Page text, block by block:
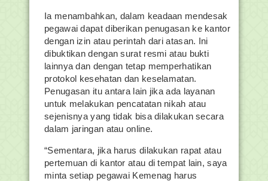
Ia menambahkan, dalam keadaan mendesak
pegawai dapat diberikan penugasan ke kantor
dengan izin atau perintah dari atasan. Ini
dibuktikan dengan surat resmi atau bukti
lainnya dan dengan tetap memperhatikan
protokol kesehatan dan keselamatan.
Penugasan itu antara lain jika ada layanan
untuk melakukan pencatatan nikah atau
sejenisnya yang tidak bisa dilakukan secara
dalam jaringan atau online.
“Sementara, jika harus dilakukan rapat atau
pertemuan di kantor atau di tempat lain, saya
minta setiap pegawai Kemenag harus